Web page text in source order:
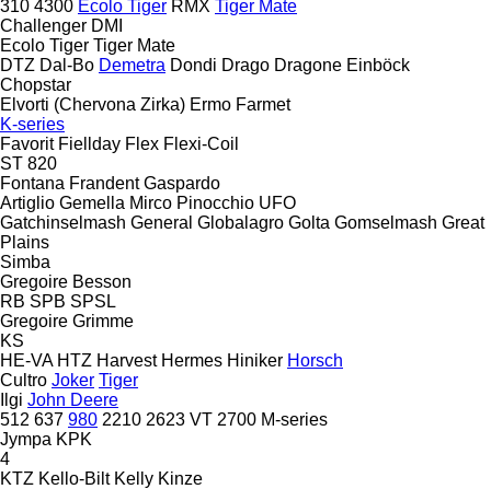
310 4300 Ecolo Tiger RMX Tiger Mate
Challenger DMI
Ecolo Tiger Tiger Mate
DTZ Dal-Bo Demetra Dondi Drago Dragone Einböck
Chopstar
Elvorti (Chervona Zirka) Ermo Farmet
K-series
Favorit Fiellday Flex Flexi-Coil
ST 820
Fontana Frandent Gaspardo
Artiglio Gemella Mirco Pinocchio UFO
Gatchinselmash General Globalagro Golta Gomselmash Great
Plains
Simba
Gregoire Besson
RB SPB SPSL
Gregoire Grimme
KS
HE-VA HTZ Harvest Hermes Hiniker Horsch
Cultro Joker Tiger
Ilgi John Deere
512 637 980 2210 2623 VT 2700 M-series
Jympa KPK
4
KTZ Kello-Bilt Kelly Kinze